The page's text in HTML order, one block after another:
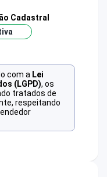
Cadastral
com a Lei
(LGPD), os
tratados de
respeitando